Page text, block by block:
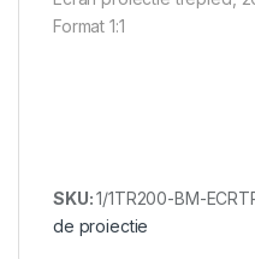
Format 1:1
SKU:1/1TR200-BM-
de proiectie